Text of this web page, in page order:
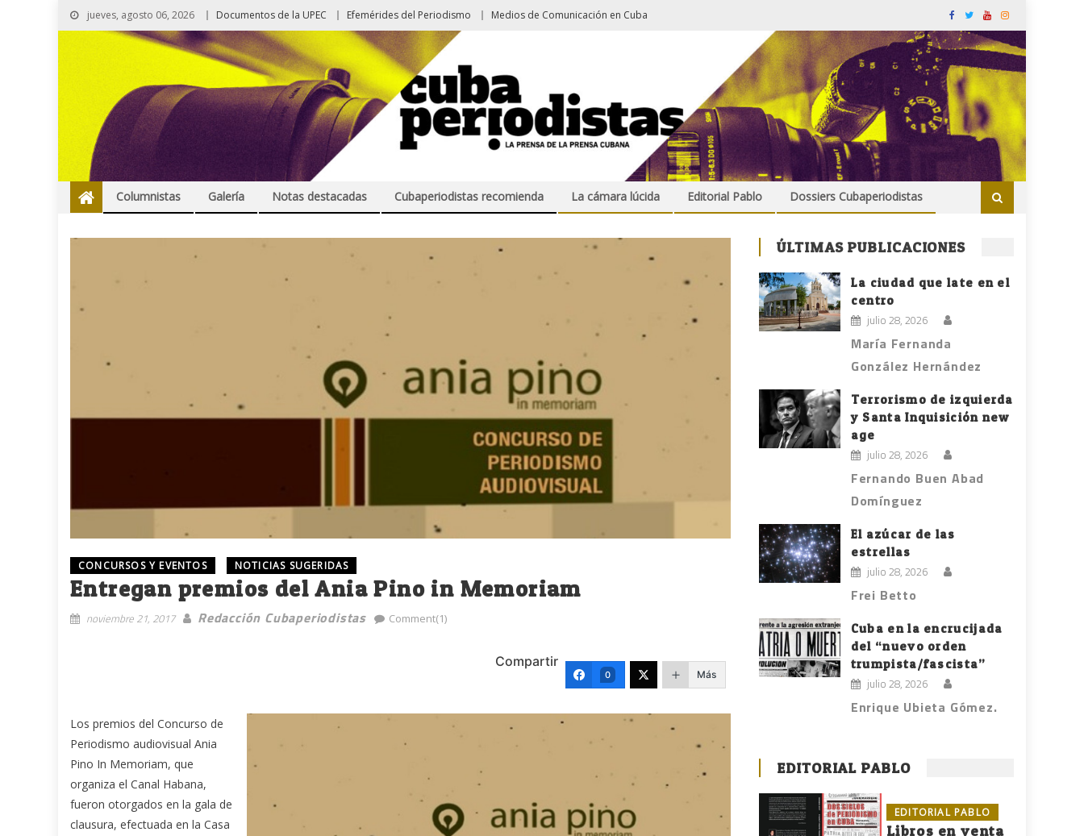
jueves, agosto 06, 2026 Documentos de la UPEC Efemérides del Periodismo Medios de Comunicación en Cuba
Columnistas Galería Notas destacadas Cubaperiodistas recomienda La cámara lúcida Editorial Pablo Dossiers Cubaperiodistas
CONCURSOS Y EVENTOS NOTICIAS SUGERIDAS
Entregan premios del Ania Pino in Memoriam
noviembre 21, 2017 Redacción Cubaperiodistas Comment(1)
Compartir
0 Más
Los premios del Concurso de
Periodismo audiovisual Ania
Pino In Memoriam, que
organiza el Canal Habana,
fueron otorgados en la gala de
clausura, efectuada en la Casa
ÚLTIMAS PUBLICACIONES
La ciudad que late en el
centro
julio 28, 2026
María Fernanda
González Hernández
Terrorismo de izquierda
y Santa Inquisición new
age
julio 28, 2026
Fernando Buen Abad
Domínguez
El azúcar de las
estrellas
julio 28, 2026
Frei Betto
Cuba en la encrucijada
del “nuevo orden
trumpista/fascista”
julio 28, 2026
Enrique Ubieta Gómez.
EDITORIAL PABLO
EDITORIAL PABLO
Libros en venta